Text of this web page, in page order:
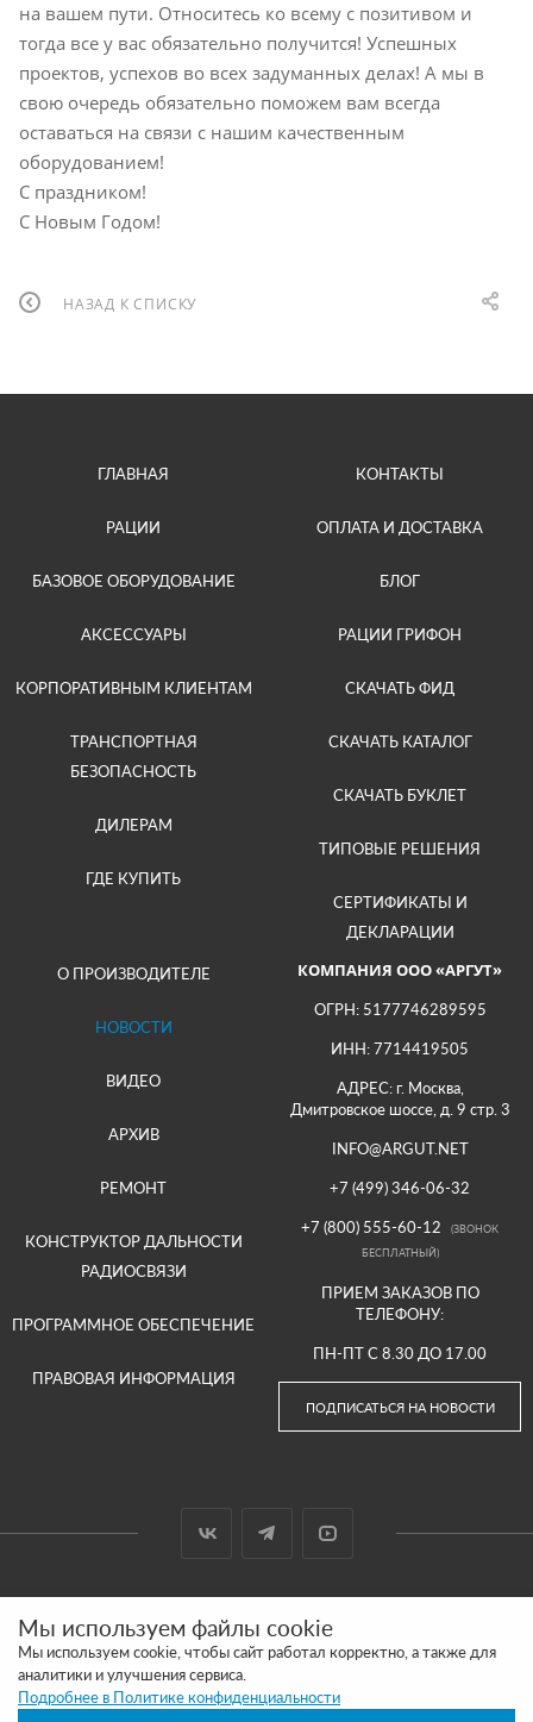
на вашем пути. Относитесь ко всему с позитивом и
тогда все у вас обязательно получится! Успешных
проектов, успехов во всех задуманных делах! А мы в
свою очередь обязательно поможем вам всегда
оставаться на связи с нашим качественным
оборудованием!
С праздником!
С Новым Годом!
НАЗАД К СПИСКУ
ГЛАВНАЯ
РАЦИИ
БАЗОВОЕ ОБОРУДОВАНИЕ
АКСЕССУАРЫ
КОРПОРАТИВНЫМ КЛИЕНТАМ
ТРАНСПОРТНАЯ
БЕЗОПАСНОСТЬ
ДИЛЕРАМ
ГДЕ КУПИТЬ
КОНТАКТЫ
ОПЛАТА И ДОСТАВКА
БЛОГ
РАЦИИ ГРИФОН
СКАЧАТЬ ФИД
СКАЧАТЬ КАТАЛОГ
СКАЧАТЬ БУКЛЕТ
ТИПОВЫЕ РЕШЕНИЯ
СЕРТИФИКАТЫ И
ДЕКЛАРАЦИИ
О ПРОИЗВОДИТЕЛЕ
НОВОСТИ
ВИДЕО
АРХИВ
РЕМОНТ
КОНСТРУКТОР ДАЛЬНОСТИ
РАДИОСВЯЗИ
ПРОГРАММНОЕ ОБЕСПЕЧЕНИЕ
ПРАВОВАЯ ИНФОРМАЦИЯ
КОМПАНИЯ ООО «АРГУТ»
ОГРН: 5177746289595
ИНН: 7714419505
АДРЕС: г. Москва,
Дмитровское шоссе, д. 9 стр. 3
INFO@ARGUT.NET
+7 (499) 346-06-32
+7 (800) 555-60-12
(ЗВОНОК
БЕСПЛАТНЫЙ)
ПРИЕМ ЗАКАЗОВ ПО
ТЕЛЕФОНУ:
ПН-ПТ С 8.30 ДО 17.00
ПОДПИСАТЬСЯ НА НОВОСТИ
САЙТ СДЕЛАН И ПРОДВИГАЕТСЯ В SITE UP
ПОЛИТИКА КОНФИДЕНЦИАЛЬНОСТИ
Мы используем файлы cookie
Мы используем cookie, чтобы сайт работал корректно, а также для
аналитики и улучшения сервиса.
Подробнее в Политике конфиденциальности